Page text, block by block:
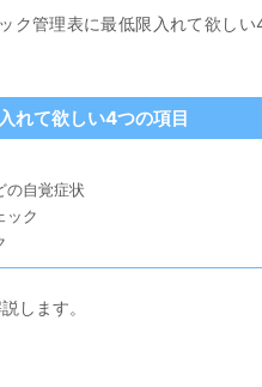
ク管理表に最低限入れて欲しい
れて欲しい4つの項目
の自覚症状
ック
します。